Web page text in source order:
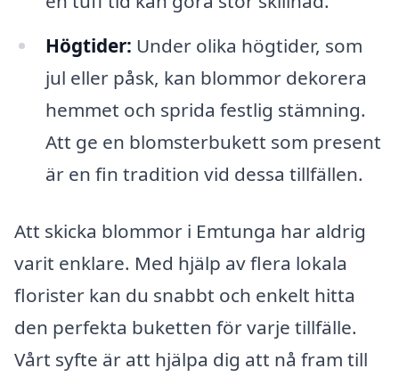
Högtider: Under olika högtider, som
jul eller påsk, kan blommor dekorera
hemmet och sprida festlig stämning.
Att ge en blomsterbukett som present
är en fin tradition vid dessa tillfällen.
Att skicka blommor i Emtunga har aldrig
varit enklare. Med hjälp av flera lokala
florister kan du snabbt och enkelt hitta
den perfekta buketten för varje tillfälle.
Vårt syfte är att hjälpa dig att nå fram till